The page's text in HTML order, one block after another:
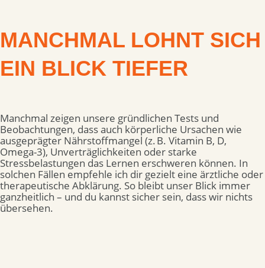
MANCHMAL LOHNT SICH
EIN BLICK TIEFER
Manchmal zeigen unsere gründlichen Tests und
Beobachtungen, dass auch körperliche Ursachen wie
ausgeprägter Nährstoffmangel (z. B. Vitamin B, D,
Omega-3), Unverträglichkeiten oder starke
Stressbelastungen das Lernen erschweren können. In
solchen Fällen empfehle ich dir gezielt eine ärztliche oder
therapeutische Abklärung. So bleibt unser Blick immer
ganzheitlich – und du kannst sicher sein, dass wir nichts
übersehen.